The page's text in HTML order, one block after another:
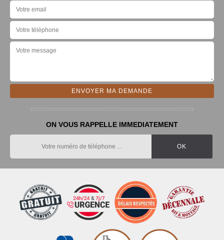
ON VOUS RAPPELLE IMMEDIATEMENT